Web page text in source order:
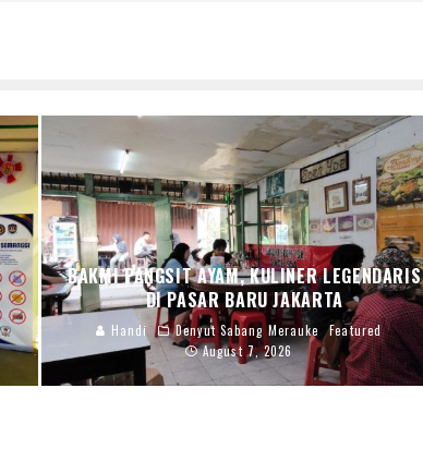
BAKMI PANGSIT AYAM, KULINER LEGENDARIS
DI PASAR BARU JAKARTA
Handi Denyut Sabang Merauke
Featured
August 7, 2026